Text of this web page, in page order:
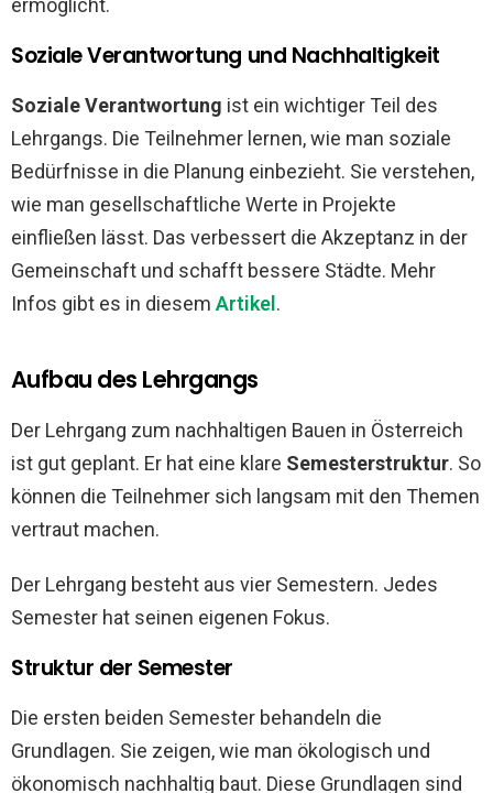
Soziale Verantwortung und Nachhaltigkeit
Soziale Verantwortung ist ein wichtiger Teil des
Lehrgangs. Die Teilnehmer lernen, wie man soziale
Bedürfnisse in die Planung einbezieht. Sie verstehen,
wie man gesellschaftliche Werte in Projekte
einfließen lässt. Das verbessert die Akzeptanz in der
Gemeinschaft und schafft bessere Städte. Mehr
Infos gibt es in diesem Artikel.
Aufbau des Lehrgangs
Der Lehrgang zum nachhaltigen Bauen in Österreich
ist gut geplant. Er hat eine klare Semesterstruktur. So
können die Teilnehmer sich langsam mit den Themen
vertraut machen.
Der Lehrgang besteht aus vier Semestern. Jedes
Semester hat seinen eigenen Fokus.
Struktur der Semester
Die ersten beiden Semester behandeln die
Grundlagen. Sie zeigen, wie man ökologisch und
ökonomisch nachhaltig baut. Diese Grundlagen sind